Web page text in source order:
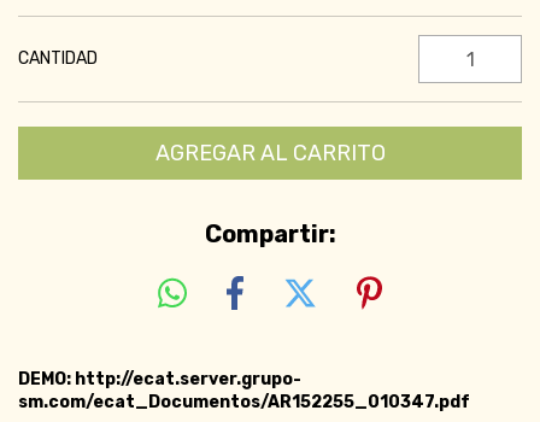
CANTIDAD
Compartir:
DEMO: http://ecat.server.grupo-
sm.com/ecat_Documentos/AR152255_010347.pdf